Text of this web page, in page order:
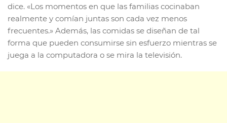
dice. «Los momentos en que las familias cocinaban
realmente y comían juntas son cada vez menos
frecuentes.» Además, las comidas se diseñan de tal
forma que pueden consumirse sin esfuerzo mientras se
juega a la computadora o se mira la televisión.